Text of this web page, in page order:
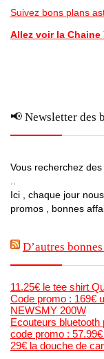
Suivez bons plans
Allez voir la
📢 Newsletter des
Vous recherchez
..
Ici , chaque jour
promos , bonnes
D’autres
11.25€ le tee shirt
Code promo : 169€
NEWSMY 200W
Ecouteurs
code promo :
29€ la douche de